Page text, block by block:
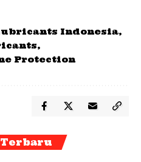
Indonesia
Protection